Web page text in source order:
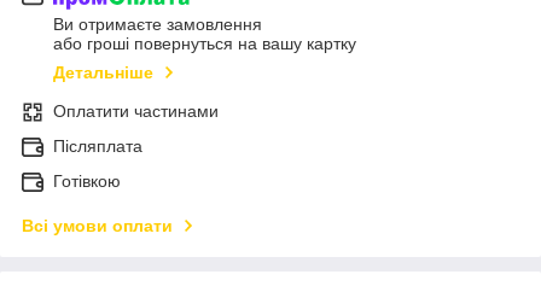
Ви отримаєте замовлення
або гроші повернуться на вашу картку
Детальніше
Оплатити частинами
Післяплата
Готівкою
Всі умови оплати